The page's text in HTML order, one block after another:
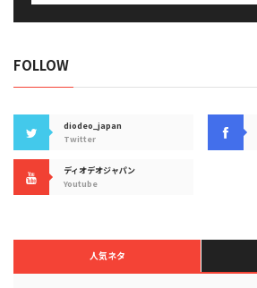
FOLLOW
diodeo_japan
Twitter
ディオデオジャパン
Youtube
人気ネタ